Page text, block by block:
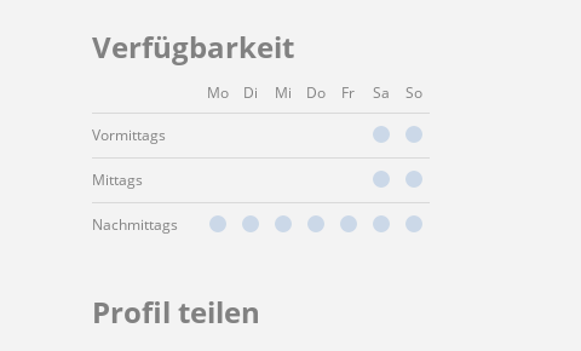
Verfügbarkeit
Mo Di Mi Do Fr Sa So
Vormittags
Mittags
Nachmittags
Profil teilen